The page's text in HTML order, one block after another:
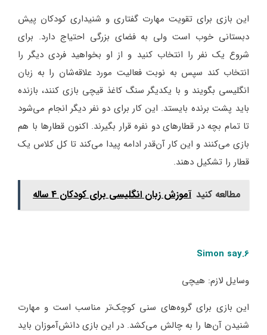
این بازی برای تقویت مهارت گفتاری و شنیداری کودکان پیش
دبستانی خوب است ولی به فضای بزرگی احتیاج دارد. برای
شروع یک نفر را انتخاب کنید و از او بخواهید فردی دیگر را
انتخاب کند سپس به نوبت فعالیت مورد علاقه‌شان را به زبان
انگلیسی بگویند و با یکدیگر سنگ کاغذ قیچی بازی کنند، بازنده
باید پشت برنده بایستد. این کار برای دو نفر دیگر انجام می‌شود
تا تمام بچه در قطارهای دو نفره قرار بگیرند. اکنون قطارها با هم
بازی می‌کنند و این کار آن‌قدر ادامه پیدا می‌کند تا کل کلاس یک
قطار را تشکیل دهند.
مطالعه کنید آموزش زبان انگلیسی برای کودکان 4 ساله
6.Simon say
وسایل لازم: هیچی
این بازی برای گروه‌های سنی کوچک‌تر مناسب است و مهارت
شنیدن آن‌ها را به چالش می‌کشد. در این بازی دانش‌آموزان باید